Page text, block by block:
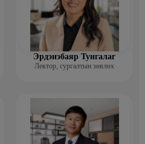
Эрдэнэбаяр Тунгалаг
Лектор, сургалтын зөвлөх